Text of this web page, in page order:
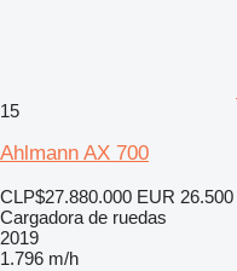
15
Ahlmann AX 700
CLP$27.880.000 EUR 26.500
Cargadora de ruedas
2019
1.796 m/h